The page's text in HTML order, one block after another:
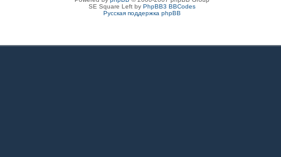
SE Square Left by PhpBB3 BBCodes
Русская поддержка phpBB